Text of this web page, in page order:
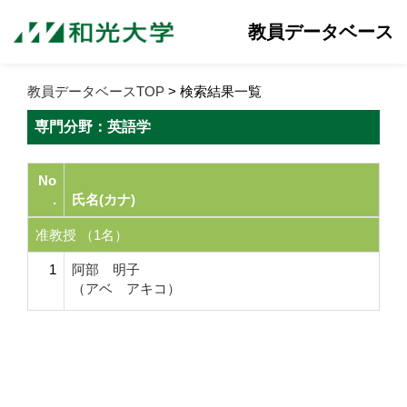
教員データベース
教員データベースTOP > 検索結果一覧
専門分野：英語学
No
.
氏名(カナ)
准教授 （1名）
1
阿部 明子
（アベ アキコ）